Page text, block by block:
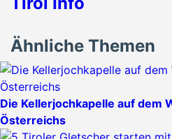
Ähnliche Themen
Die Kellerjochkapelle auf dem
Österreichs